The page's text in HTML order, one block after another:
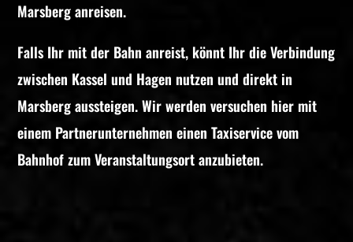
Marsberg anreisen.
Falls Ihr mit der Bahn anreist, könnt Ihr die Verbindung
zwischen Kassel und Hagen nutzen und direkt in
Marsberg aussteigen. Wir werden versuchen hier mit
einem Partnerunternehmen einen Taxiservice vom
Bahnhof zum Veranstaltungsort anzubieten.